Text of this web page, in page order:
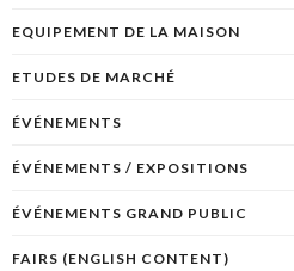
EQUIPEMENT DE LA MAISON
ETUDES DE MARCHÉ
ÉVÉNEMENTS
ÉVÉNEMENTS / EXPOSITIONS
ÉVÉNEMENTS GRAND PUBLIC
FAIRS (ENGLISH CONTENT)